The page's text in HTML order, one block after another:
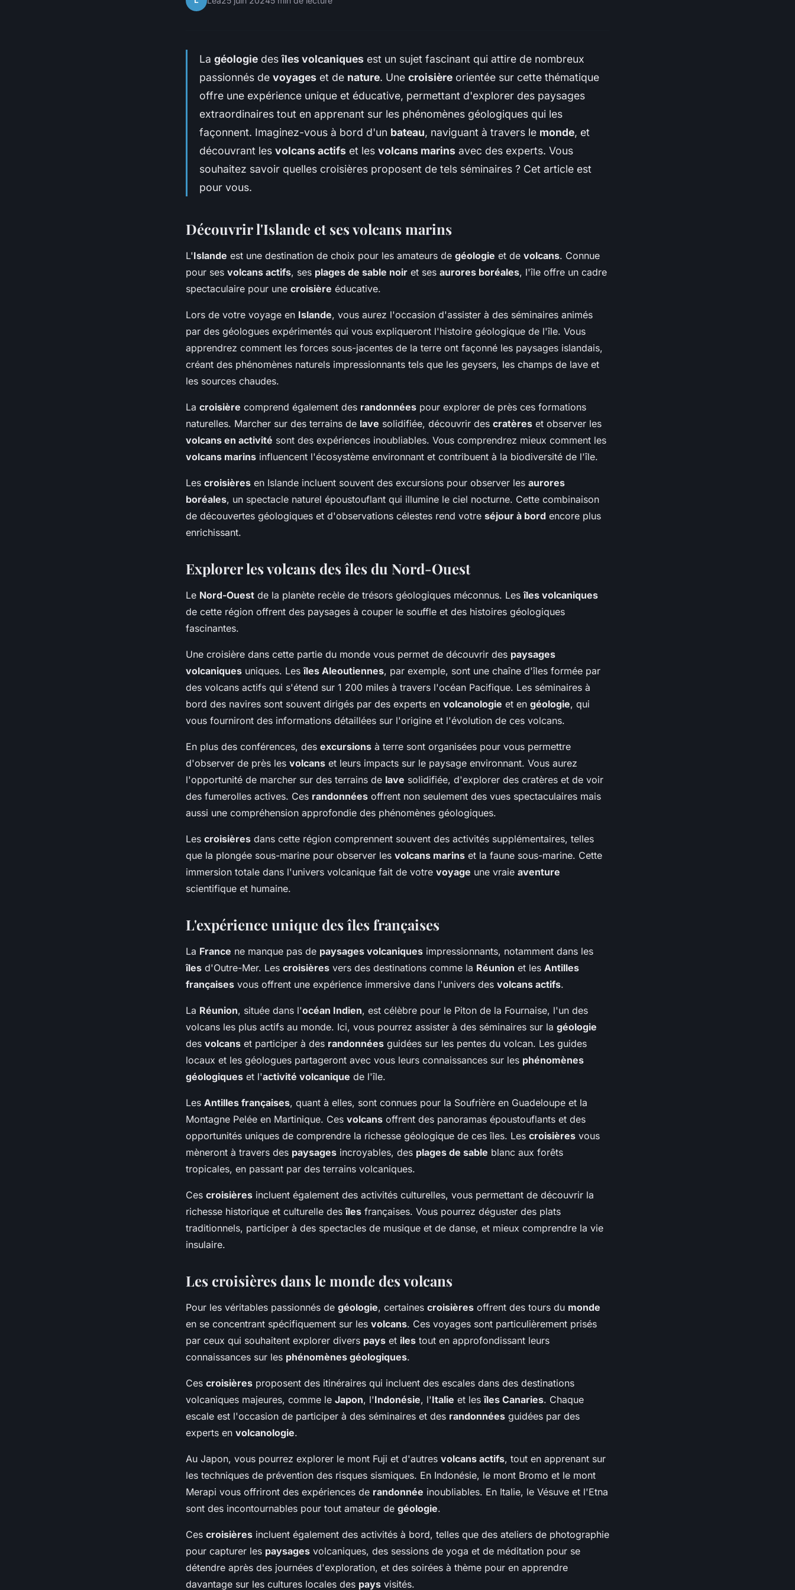
La géologie desîles volcaniques est un sujet fascinant qui attire de nombreux
passionnés de voyages et de nature. Une croisière orientée sur cette thématique
offre une expérience unique et éducative, permettant d'explorer des paysages
extraordinaires tout en apprenant sur les phénomènes géologiques qui les
façonnent. Imaginez-vous à bord d'un bateau, naviguant à travers le monde, et
découvrant les volcans actifs et les volcans marins avec des experts. Vous
souhaitez savoir quelles croisières proposent de tels séminaires ? Cet article est
pour vous.
Découvrir l'Islande et ses volcans marins
L'Islande est une destination de choix pour les amateurs de géologie et de volcans. Connue
pour ses volcans actifs, ses plages de sable noir et ses aurores boréales, l'île offre un cadre
spectaculaire pour une croisière éducative.
Lors de votre voyage en Islande, vous aurez l'occasion d'assister à des séminaires animés
par des géologues expérimentés qui vous expliqueront l'histoire géologique de l'île. Vous
apprendrez comment les forces sous-jacentes de la terre ont façonné les paysages islandais,
créant des phénomènes naturels impressionnants tels que les geysers, les champs de lave et
les sources chaudes.
La croisière comprend également des randonnées pour explorer de près ces formations
naturelles. Marcher sur des terrains de lave solidifiée, découvrir des cratères et observer les
volcans en activité sont des expériences inoubliables. Vous comprendrez mieux comment les
volcans marins influencent l'écosystème environnant et contribuent à la biodiversité de l'île.
Les croisières en Islande incluent souvent des excursions pour observer les aurores
boréales, un spectacle naturel époustouflant qui illumine le ciel nocturne. Cette combinaison
de découvertes géologiques et d'observations célestes rend votre séjour à bord encore plus
enrichissant.
Explorer les volcans des îles du Nord-Ouest
Le Nord-Ouest de la planète recèle de trésors géologiques méconnus. Lesîles volcaniques
de cette région offrent des paysages à couper le souffle et des histoires géologiques
fascinantes.
Une croisière dans cette partie du monde vous permet de découvrir des paysages
volcaniques uniques. Lesîles Aleoutiennes, par exemple, sont une chaîne d'îles formée par
des volcans actifs qui s'étend sur 1 200 miles à travers l'océan Pacifique. Les séminaires à
bord des navires sont souvent dirigés par des experts en volcanologie et en géologie, qui
vous fourniront des informations détaillées sur l'origine et l'évolution de ces volcans.
En plus des conférences, des excursions à terre sont organisées pour vous permettre
d'observer de près les volcans et leurs impacts sur le paysage environnant. Vous aurez
l'opportunité de marcher sur des terrains de lave solidifiée, d'explorer des cratères et de voir
des fumerolles actives. Ces randonnées offrent non seulement des vues spectaculaires mais
aussi une compréhension approfondie des phénomènes géologiques.
Les croisières dans cette région comprennent souvent des activités supplémentaires, telles
que la plongée sous-marine pour observer les volcans marins et la faune sous-marine. Cette
immersion totale dans l'univers volcanique fait de votre voyage une vraie aventure
scientifique et humaine.
L'expérience unique des îles françaises
La France ne manque pas de paysages volcaniques impressionnants, notamment dans les
îles d'Outre-Mer. Les croisières vers des destinations comme la Réunion et les Antilles
françaises vous offrent une expérience immersive dans l'univers des volcans actifs.
La Réunion, située dans l'océan Indien, est célèbre pour le Piton de la Fournaise, l'un des
volcans les plus actifs au monde. Ici, vous pourrez assister à des séminaires sur la géologie
des volcans et participer à des randonnées guidées sur les pentes du volcan. Les guides
locaux et les géologues partageront avec vous leurs connaissances sur les phénomènes
géologiques et l'activité volcanique de l'île.
Les Antilles françaises, quant à elles, sont connues pour la Soufrière en Guadeloupe et la
Montagne Pelée en Martinique. Ces volcans offrent des panoramas époustouflants et des
opportunités uniques de comprendre la richesse géologique de ces îles. Les croisières vous
mèneront à travers des paysages incroyables, des plages de sable blanc aux forêts
tropicales, en passant par des terrains volcaniques.
Ces croisières incluent également des activités culturelles, vous permettant de découvrir la
richesse historique et culturelle desîles françaises. Vous pourrez déguster des plats
traditionnels, participer à des spectacles de musique et de danse, et mieux comprendre la vie
insulaire.
Les croisières dans le monde des volcans
Pour les véritables passionnés de géologie, certaines croisières offrent des tours du monde
en se concentrant spécifiquement sur les volcans. Ces voyages sont particulièrement prisés
par ceux qui souhaitent explorer divers pays et iles tout en approfondissant leurs
connaissances sur les phénomènes géologiques.
Ces croisières proposent des itinéraires qui incluent des escales dans des destinations
volcaniques majeures, comme le Japon, l'Indonésie, l'Italie et lesîles Canaries. Chaque
escale est l'occasion de participer à des séminaires et des randonnées guidées par des
experts en volcanologie.
Au Japon, vous pourrez explorer le mont Fuji et d'autres volcans actifs, tout en apprenant sur
les techniques de prévention des risques sismiques. En Indonésie, le mont Bromo et le mont
Merapi vous offriront des expériences de randonnée inoubliables. En Italie, le Vésuve et l'Etna
sont des incontournables pour tout amateur de géologie.
Ces croisières incluent également des activités à bord, telles que des ateliers de photographie
pour capturer les paysages volcaniques, des sessions de yoga et de méditation pour se
détendre après des journées d'exploration, et des soirées à thème pour en apprendre
davantage sur les cultures locales des pays visités.